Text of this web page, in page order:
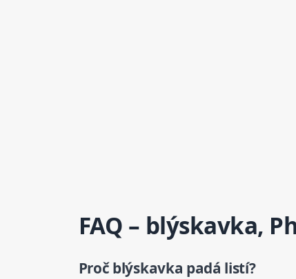
FAQ – blýskavka,
Pročblýskavka padá listí?